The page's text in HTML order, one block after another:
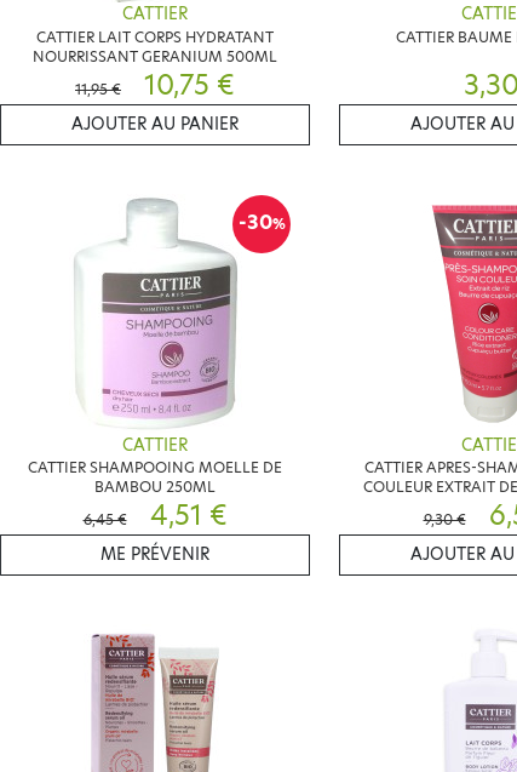
CATTIER
CATTIER LAIT CORPS HYDRATANT
NOURRISSANT GERANIUM 500ML
11,95 €
10,75 €
AJOUTER AU PANIER
CATTIER BAUME
AJOUTER
-30%
CATTIER
CATTIER SHAMPOOING MOELLE DE
BAMBOU 250ML
6,45 €
4,51 €
ME PRÉVENIR
CATTIER APRES-
COULEUR EXTRAIT
CUPUACU
9,30 €
AJOUTER